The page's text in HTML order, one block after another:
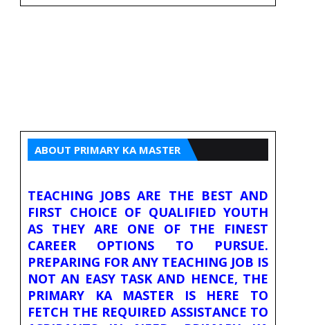
ABOUT PRIMARY KA MASTER
TEACHING JOBS ARE THE BEST AND
FIRST CHOICE OF QUALIFIED YOUTH
AS THEY ARE ONE OF THE FINEST
CAREER OPTIONS TO PURSUE.
PREPARING FOR ANY TEACHING JOB IS
NOT AN EASY TASK AND HENCE, THE
PRIMARY KA MASTER IS HERE TO
FETCH THE REQUIRED ASSISTANCE TO